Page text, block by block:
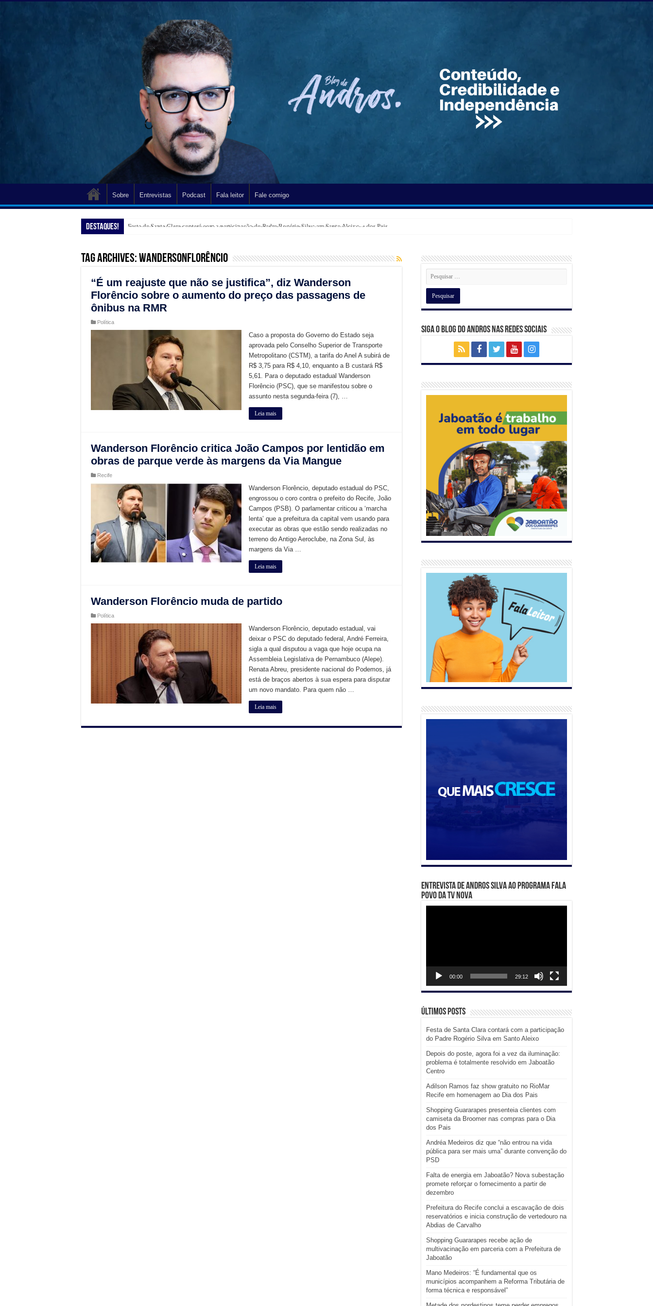
Sobre Entrevistas Podcast Fala leitor Fale comigo
Destaques! Festa de Santa Clara contará com a participação do Padre Rogério Silva em Santo Aleixo
Shopping Guararapes presenteia clientes com camiseta da Broomer nas compras para o Dia dos Pais
Tag Archives:WandersonFlorêncio
“É um reajuste que não se justifica”, diz Wanderson
Florêncio sobre o aumento do preço das passagens de
ônibus na RMR
Política
Caso a proposta do Governo do Estado seja
aprovada pelo Conselho Superior de Transporte
Metropolitano (CSTM), a tarifa do Anel A subirá de
R$ 3,75 para R$ 4,10, enquanto a B custará R$
5,61. Para o deputado estadual Wanderson
Florêncio (PSC), que se manifestou sobre o
assunto nesta segunda-feira (7), …
Leia mais
Wanderson Florêncio critica João Campos por lentidão em
obras de parque verde às margens da Via Mangue
Recife
Wanderson Florêncio, deputado estadual do PSC,
engrossou o coro contra o prefeito do Recife, João
Campos (PSB). O parlamentar criticou a ‘marcha
lenta’ que a prefeitura da capital vem usando para
executar as obras que estão sendo realizadas no
terreno do Antigo Aeroclube, na Zona Sul, às
margens da Via …
Leia mais
Wanderson Florêncio muda de partido
Política
Wanderson Florêncio, deputado estadual, vai
deixar o PSC do deputado federal, André Ferreira,
sigla a qual disputou a vaga que hoje ocupa na
Assembleia Legislativa de Pernambuco (Alepe).
Renata Abreu, presidente nacional do Podemos, já
está de braços abertos à sua espera para disputar
um novo mandato. Para quem não …
Leia mais
Siga o Blog do Andros nas Redes Sociais
Entrevista de Andros Silva ao programa Fala
Povo da TV Nova
00:00 29:12
Últimos posts
Festa de Santa Clara contará com a participação
do Padre Rogério Silva em Santo Aleixo
Depois do poste, agora foi a vez da iluminação:
problema é totalmente resolvido em Jaboatão
Centro
Adilson Ramos faz show gratuito no RioMar
Recife em homenagem ao Dia dos Pais
Shopping Guararapes presenteia clientes com
camiseta da Broomer nas compras para o Dia
dos Pais
Andréa Medeiros diz que “não entrou na vida
pública para ser mais uma” durante convenção do
PSD
Falta de energia em Jaboatão? Nova subestação
promete reforçar o fornecimento a partir de
dezembro
Prefeitura do Recife conclui a escavação de dois
reservatórios e inicia construção de vertedouro na
Abdias de Carvalho
Shopping Guararapes recebe ação de
multivacinação em parceria com a Prefeitura de
Jaboatão
Mano Medeiros: “É fundamental que os
municípios acompanhem a Reforma Tributária de
forma técnica e responsável”